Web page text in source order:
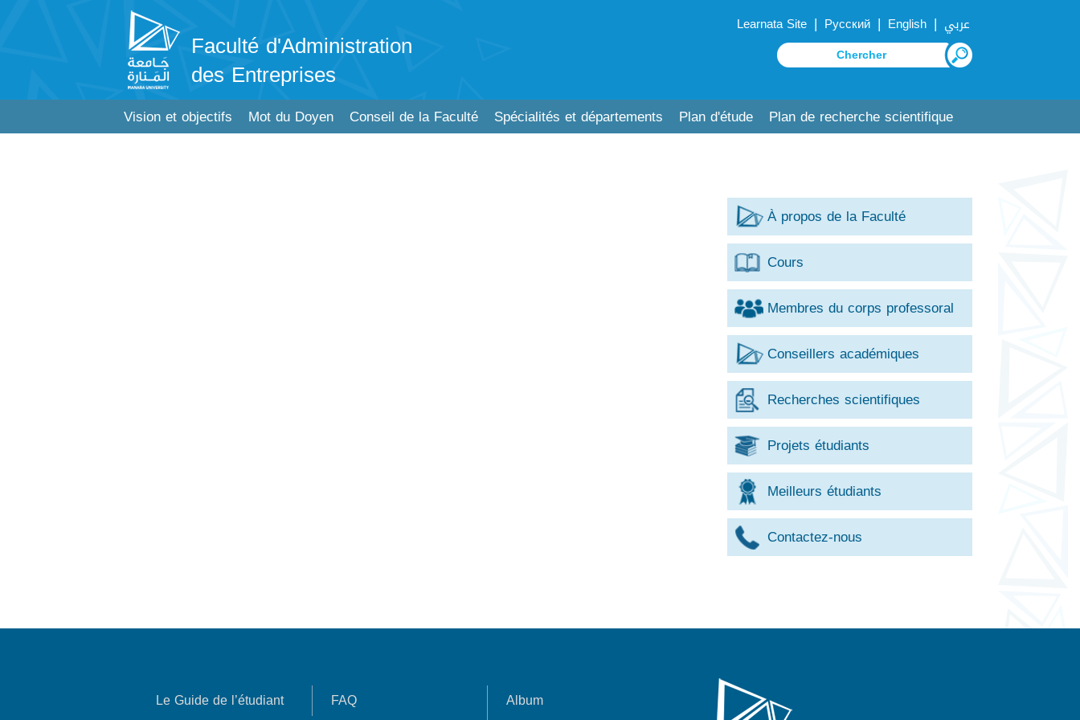
Faculté d'Administration
des Entreprises
Learnata Site | Русский | English | عربي
Vision et objectifs Mot du Doyen Conseil de la Faculté Spécialités et départements Plan d'étude Plan de recherche scientifique
À propos de la Faculté
Cours
Membres du corps professoral
Conseillers académiques
Recherches scientifiques
Projets étudiants
Meilleurs étudiants
Contactez-nous
Le Guide de l’étudiant FAQ
Album